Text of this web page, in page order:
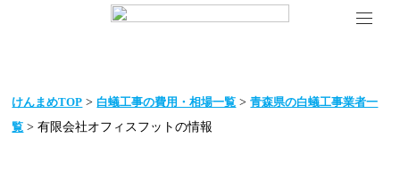
けんまめTOP > 白蟻工事の費用・相場一覧 >青森県の白蟻工事業者一
覧 > 有限会社オフィスフットの情報